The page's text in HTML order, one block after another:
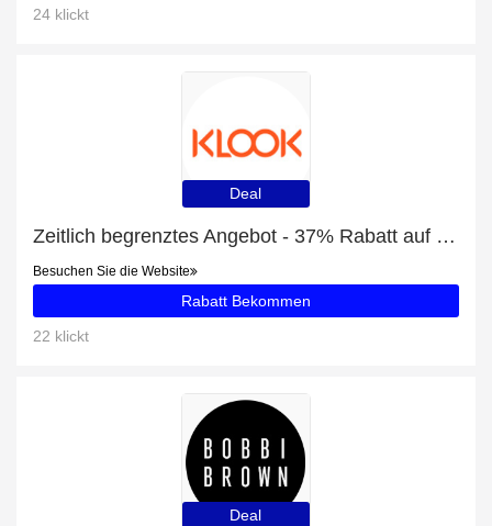
24 klickt
Deal
Zeitlich begrenztes Angebot - 37% Rabatt auf Tickets für Schloss Windsor
Besuchen Sie die Website
Rabatt Bekommen
22 klickt
Deal